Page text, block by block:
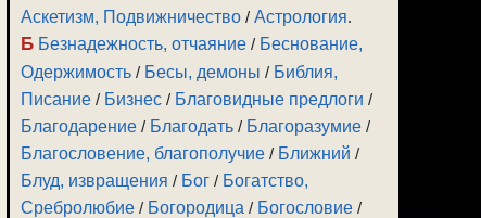
Аскетизм, Подвижничество /Астрология.
Б Безнадежность, отчаяние / Беснование,
Одержимость / Бесы, демоны / Библия,
Писание / Бизнес / Благовидные предлоги /
Благодарение / Благодать / Благоразумие /
Благословение, благополучие / Ближний /
Блуд, извращения / Бог / Богатство,
Сребролюбие / Богородица / Богословие /